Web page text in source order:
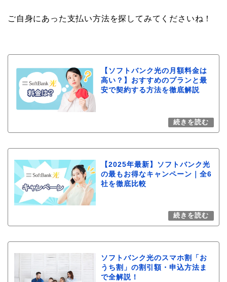
ご自身にあった支払い方法を探してみてくださいね！
【ソフトバンク光の月額料金は
高い？】おすすめのプランと最
安で契約する方法を徹底解説
【2025年最新】ソフトバンク光
の最もお得なキャンペーン｜全6
社を徹底比較
ソフトバンク光のスマホ割「お
うち割」の割引額・申込方法ま
で全解説！